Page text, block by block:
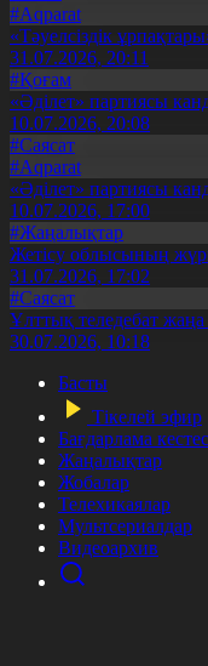
#Aqparat
«Тәуелсіздік
31.07.2026, 20:11
#Қоғам
«Әділет» партиясы
10.07.2026, 20:08
#Саясат
#Aqparat
«Әділет» партиясы
10.07.2026, 17:00
#Жаңалықтар
Жетісу облысының
31.07.2026, 17:02
#Саясат
Ұлттық теледебат жаңа
30.07.2026, 10:18
Басты
Тікелей эфир
Бағдарлама
Жаңалықтар
Жобалар
Телехикаялар
Мультсериалдар
Видеоархив